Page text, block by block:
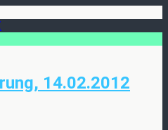
14.02.2012